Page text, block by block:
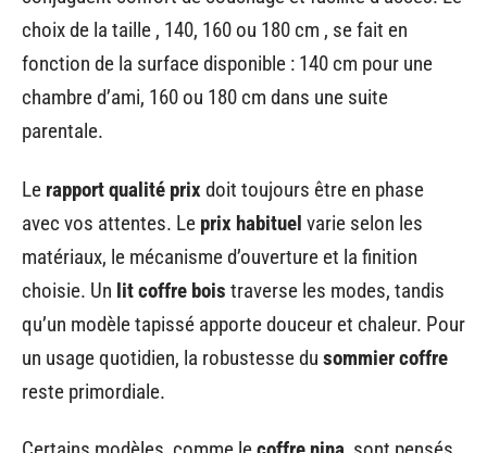
choix de la taille , 140, 160 ou 180 cm , se fait en
fonction de la surface disponible : 140 cm pour une
chambre d’ami, 160 ou 180 cm dans une suite
parentale.
Le rapport qualité prix doit toujours être en phase
avec vos attentes. Le prix habituel varie selon les
matériaux, le mécanisme d’ouverture et la finition
choisie. Un lit coffre bois traverse les modes, tandis
qu’un modèle tapissé apporte douceur et chaleur. Pour
un usage quotidien, la robustesse du sommier coffre
reste primordiale.